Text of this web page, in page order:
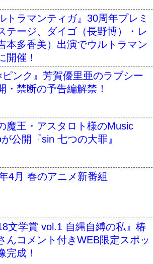
トラマンティガ』30周年プレミ
テージ、ダイゴ（長野博）・レ
本多香美）出演でウルトラマン
開催！
ピンク』芳賀優里亜のラブシー
・禁断の予告編解禁！
魔王・アスタロト様のMusic
公開『sin 七つの大罪』
4月 春のアニメ新番組
文学賞 vol.1 自縄自縛の私』椿
んコメント付きWEB限定スポッ
完成！